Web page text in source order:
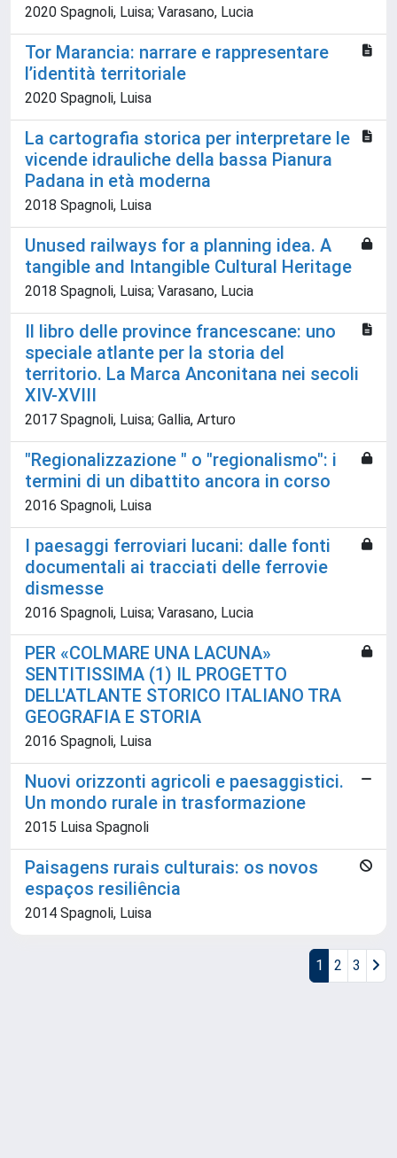
2020 Spagnoli, Luisa; Varasano, Lucia
Tor Marancia: narrare e rappresentare
l’identità territoriale
2020 Spagnoli, Luisa
La cartografia storica per interpretare le
vicende idrauliche della bassa Pianura
Padana in età moderna
2018 Spagnoli, Luisa
Unused railways for a planning idea. A
tangible and Intangible Cultural Heritage
2018 Spagnoli, Luisa; Varasano, Lucia
Il libro delle province francescane: uno
speciale atlante per la storia del
territorio. La Marca Anconitana nei secoli
XIV-XVIII
2017 Spagnoli, Luisa; Gallia, Arturo
"Regionalizzazione " o "regionalismo": i
termini di un dibattito ancora in corso
2016 Spagnoli, Luisa
I paesaggi ferroviari lucani: dalle fonti
documentali ai tracciati delle ferrovie
dismesse
2016 Spagnoli, Luisa; Varasano, Lucia
PER «COLMARE UNA LACUNA»
SENTITISSIMA (1) IL PROGETTO
DELL'ATLANTE STORICO ITALIANO TRA
GEOGRAFIA E STORIA
2016 Spagnoli, Luisa
Nuovi orizzonti agricoli e paesaggistici.
Un mondo rurale in trasformazione
2015 Luisa Spagnoli
Paisagens rurais culturais: os novos
espaços resiliência
2014 Spagnoli, Luisa
1 2 3